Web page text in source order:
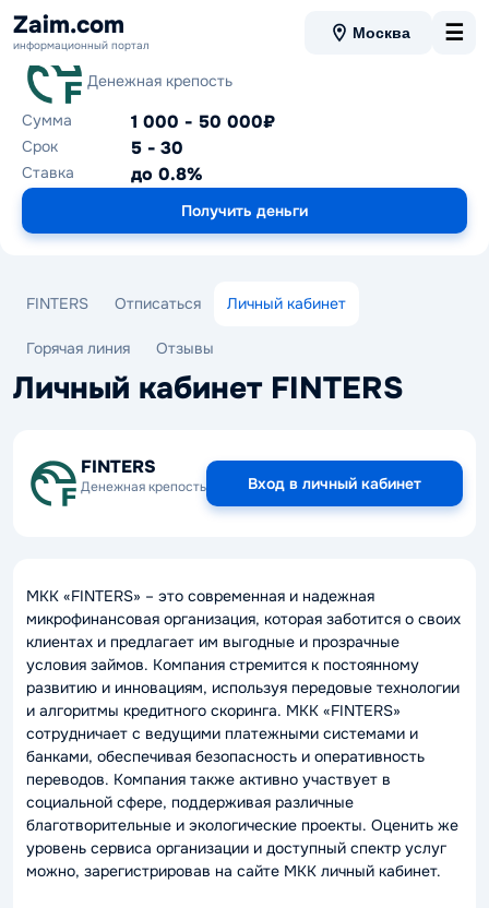
Zaim.com
информационный портал
Москва ☰
FINTERS
Денежная крепость
Сумма
1 000 - 50 000₽
Срок 5 - 30
Ставка до 0.8%
Получить деньги
FINTERS Отписаться Личный кабинет
Горячая линия Отзывы
Личный кабинет FINTERS
FINTERS
Денежная крепость Вход в личный кабинет
МКК «FINTERS» – это современная и надежная
микрофинансовая организация, которая заботится о своих
клиентах и предлагает им выгодные и прозрачные
условия займов. Компания стремится к постоянному
развитию и инновациям, используя передовые технологии
и алгоритмы кредитного скоринга. МКК «FINTERS»
сотрудничает с ведущими платежными системами и
банками, обеспечивая безопасность и оперативность
переводов. Компания также активно участвует в
социальной сфере, поддерживая различные
благотворительные и экологические проекты. Оценить же
уровень сервиса организации и доступный спектр услуг
можно, зарегистрировав на сайте МКК личный кабинет.